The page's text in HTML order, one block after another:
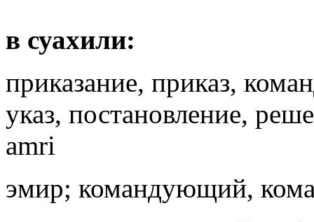
в суахили:
приказание, приказ,
указ, постановление,
amri
эмир; командующий,